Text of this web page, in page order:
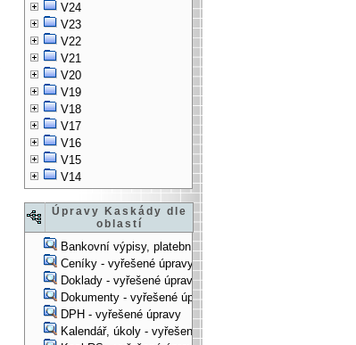
V24
V23
V22
V21
V20
V19
V18
V17
V16
V15
V14
Úpravy Kaskády dle
oblastí
Bankovní výpisy, platební příkazy - vyřešené úpravy
Ceníky - vyřešené úpravy
Doklady - vyřešené úpravy
Dokumenty - vyřešené úpravy
DPH - vyřešené úpravy
Kalendář, úkoly - vyřešené úpravy